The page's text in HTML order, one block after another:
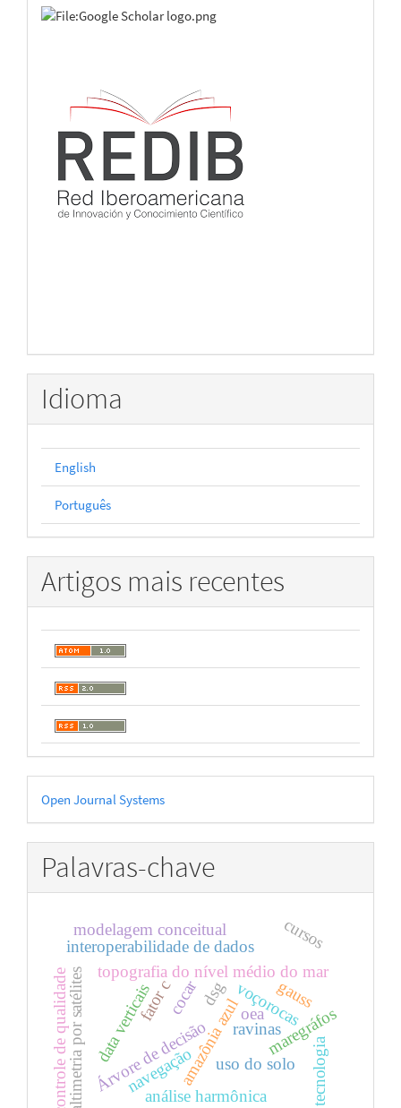
Idioma
English
Português
Artigos mais recentes
Desenvolvido
por
Open Journal Systems
Palavras-chave
data verticais
topografia do nível médio do mar
amazônia azulvoçorocas
ravinas
uso do solo
Árvore de decisão
altimetria por satélites
interoperabilidade de dados
modelagem conceitual
análise harmônica
controle de qualidade maregráfos
navegação
cocar dsg
fator c gauss
tecnologia
oea
cursos